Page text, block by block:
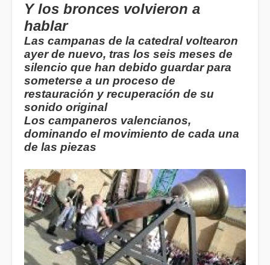
Y los bronces volvieron a
hablar
Las campanas de la catedral voltearon
ayer de nuevo, tras los seis meses de
silencio que han debido guardar para
someterse a un proceso de
restauración y recuperación de su
sonido original
Los campaneros valencianos,
dominando el movimiento de cada una
de las piezas